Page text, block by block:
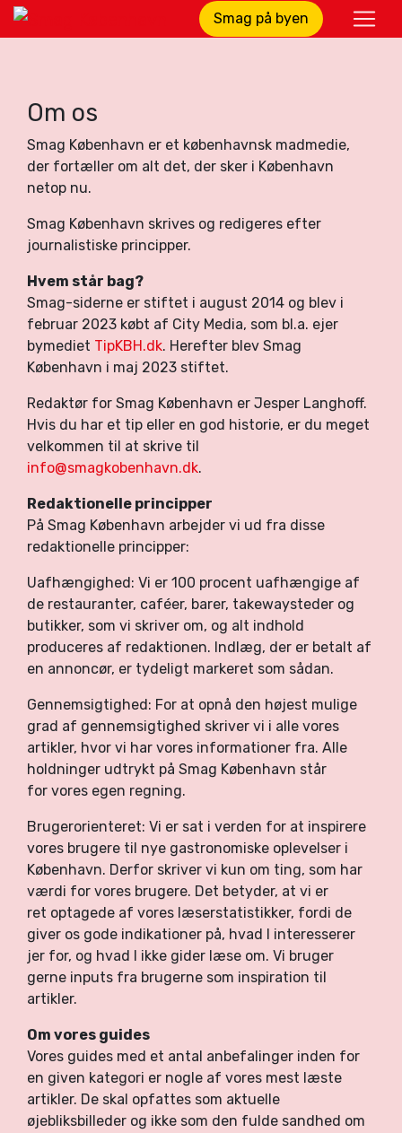
Smag på byen
Om os
Smag København er et københavnsk madmedie,
der fortæller om alt det, der sker i København
netop nu.
Smag København skrives og redigeres efter
journalistiske principper.
Hvem står bag?
Smag-siderne er stiftet i august 2014 og blev i
februar 2023 købt af City Media, som bl.a. ejer
bymediet TipKBH.dk. Herefter blev Smag
København i maj 2023 stiftet.
Redaktør for Smag København er Jesper Langhoff.
Hvis du har et tip eller en god historie, er du meget
velkommen til at skrive til
info@smagkobenhavn.dk.
Redaktionelle principper
På Smag København arbejder vi ud fra disse
redaktionelle principper:
Uafhængighed: Vi er 100 procent uafhængige af
de restauranter, caféer, barer, takewaysteder og
butikker, som vi skriver om, og alt indhold
produceres af redaktionen. Indlæg, der er betalt af
en annoncør, er tydeligt markeret som sådan.
Gennemsigtighed: For at opnå den højest mulige
grad af gennemsigtighed skriver vi i alle vores
artikler, hvor vi har vores informationer fra. Alle
holdninger udtrykt på Smag København står
for vores egen regning.
Brugerorienteret: Vi er sat i verden for at inspirere
vores brugere til nye gastronomiske oplevelser i
København. Derfor skriver vi kun om ting, som har
værdi for vores brugere. Det betyder, at vi er
ret optagede af vores læserstatistikker, fordi de
giver os gode indikationer på, hvad I interesserer
jer for, og hvad I ikke gider læse om. Vi bruger
gerne inputs fra brugerne som inspiration til
artikler.
Om vores guides
Vores guides med et antal anbefalinger inden for
en given kategori er nogle af vores mest læste
artikler. De skal opfattes som aktuelle
øjebliksbilleder og ikke som den fulde sandhed om